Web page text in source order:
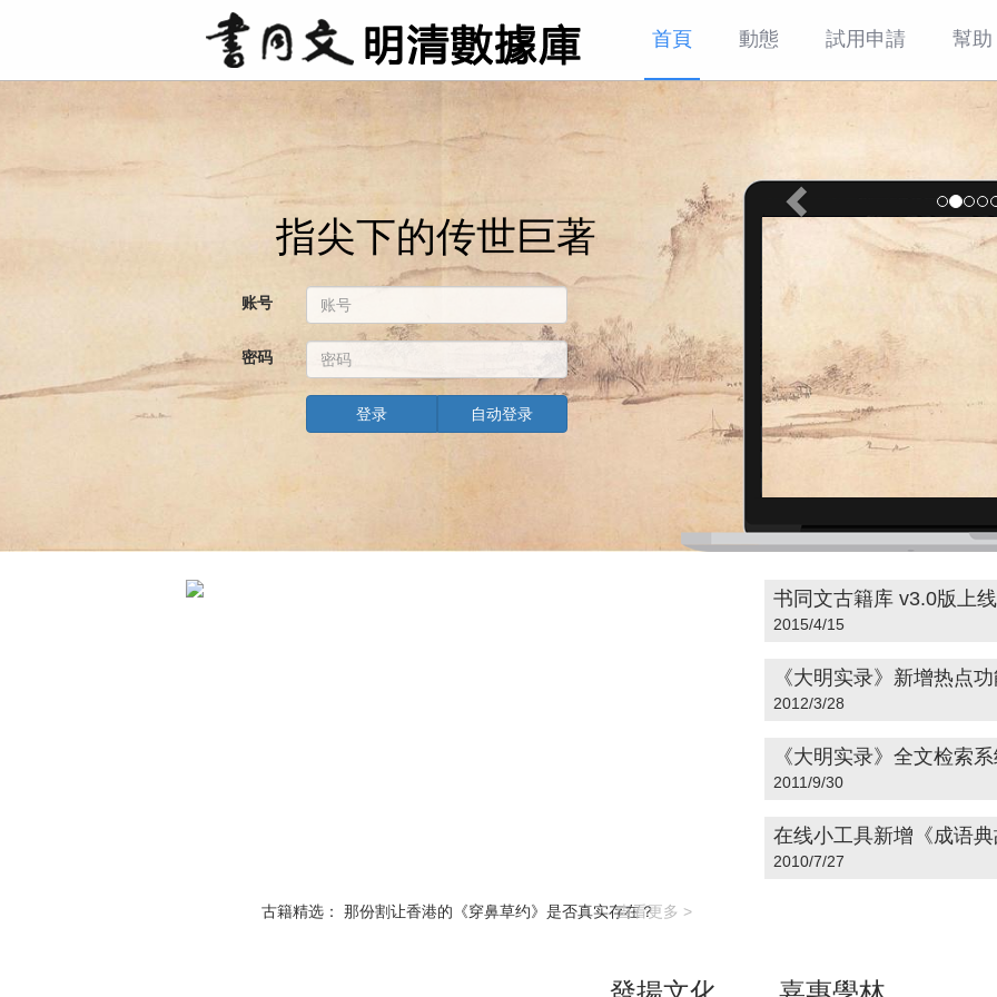
首頁 動態 試用申請 幫助
指尖下的传世巨著
账号
密码
登录 自动登录
古籍精选： 那份割让香港的《穿鼻草约》是否真实存在？查看更多 >
书同文古籍库 v3.0版上线
2015/4/15
《大明实录》新增热点
2012/3/28
《大明实录》全文检索
2011/9/30
在线小工具新增《成语
2010/7/27